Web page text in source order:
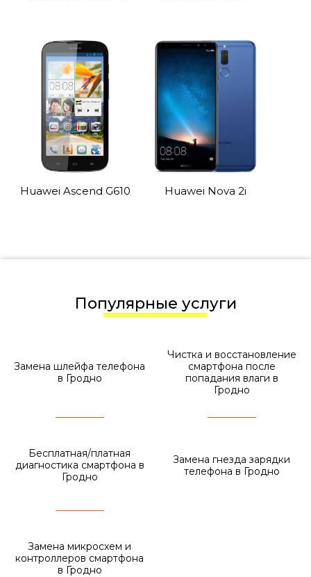
Huawei Ascend G610 Huawei Nova 2i
Популярные услуги
Замена шлейфа телефона
в Гродно
Чистка и восстановление
смартфона после
попадания влаги в
Гродно
Бесплатная/платная
диагностика смартфона в
Гродно
Замена гнезда зарядки
телефона в Гродно
Замена микросхем и
контроллеров смартфона
в Гродно